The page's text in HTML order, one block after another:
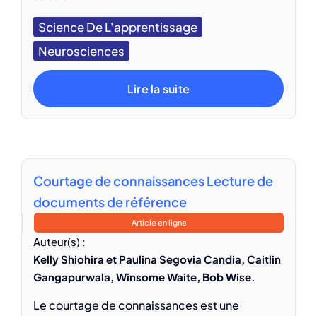
Science De L'apprentissage
Neurosciences
Lire la suite
Courtage de connaissances Lecture de
documents de référence
Article en ligne
Auteur(s) :
Kelly Shiohira et Paulina Segovia Candia, Caitlin
Gangapurwala, Winsome Waite, Bob Wise.
Le courtage de connaissances est une